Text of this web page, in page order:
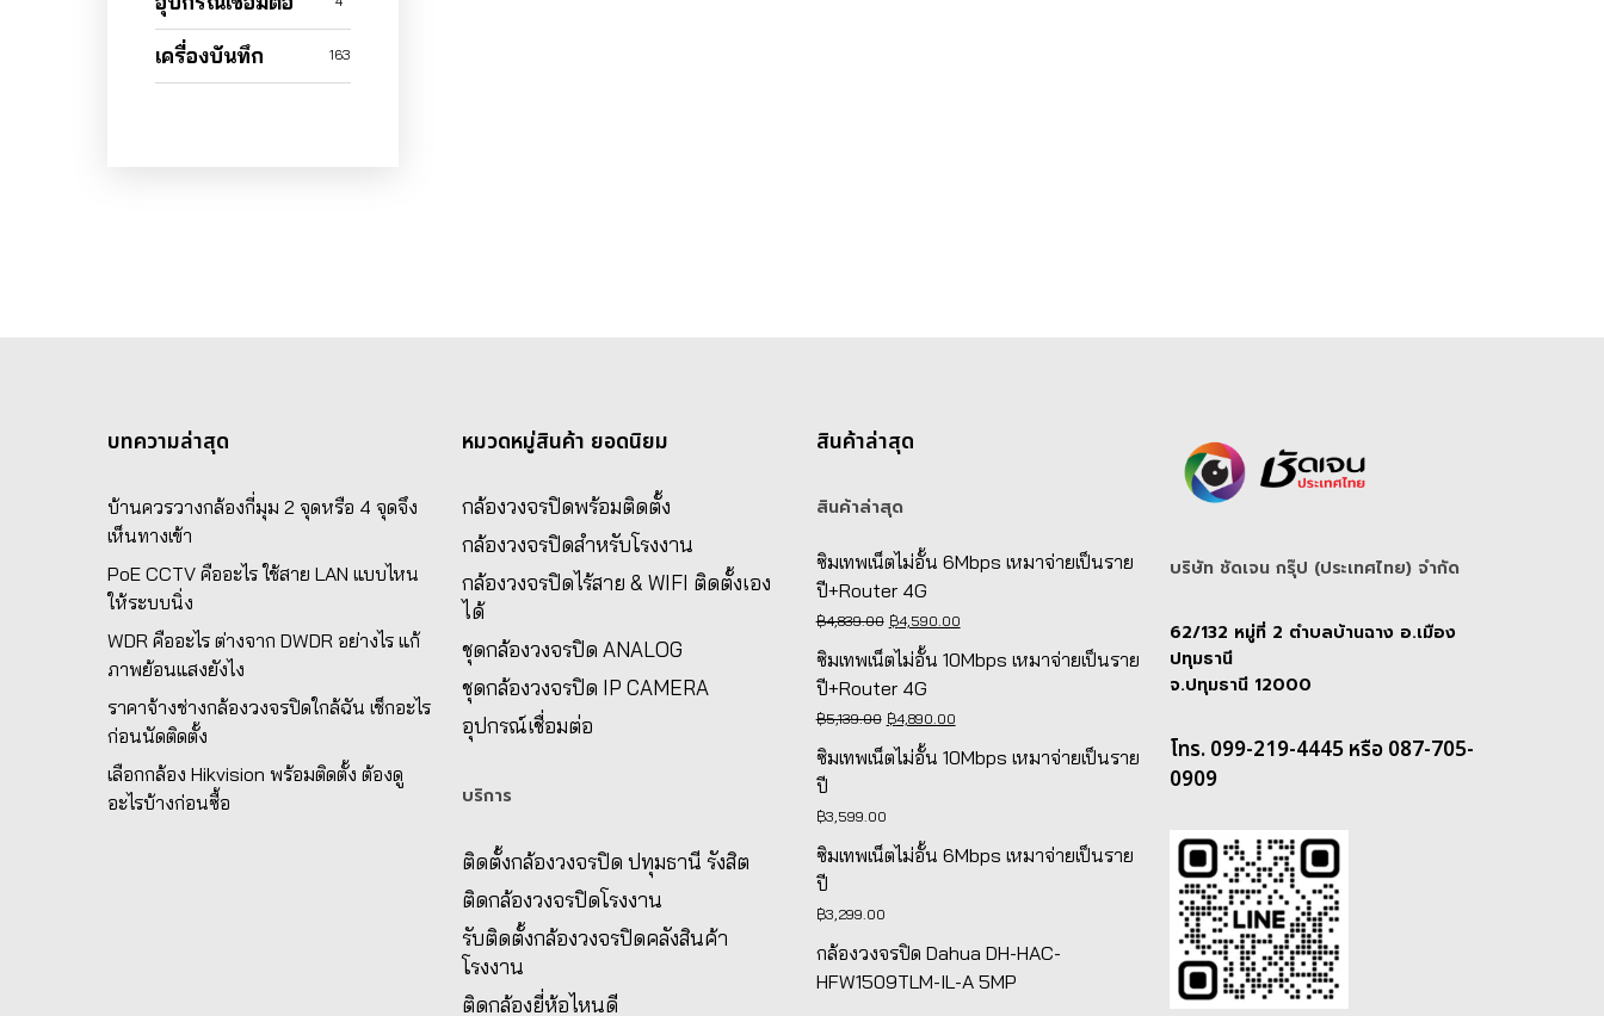
เครื่องบันทึก 163
บทความล่าสุด
บ้านควรวางกล้องกี่มุม 2 จุดหรือ 4 จุดจึง
เห็นทางเข้า
PoE CCTV คืออะไร ใช้สาย LAN แบบไหน
ให้ระบบนิ่ง
WDR คืออะไร ต่างจาก DWDR อย่างไร แก้
ภาพย้อนแสงยังไง
ราคาจ้างช่างกล้องวงจรปิดใกล้ฉัน เช็กอะไร
ก่อนนัดติดตั้ง
เลือกกล้อง Hikvision พร้อมติดตั้ง ต้องดู
อะไรบ้างก่อนซื้อ
หมวดหมู่สินค้า ยอดนิยม
กล้องวงจรปิดพร้อมติดตั้ง
กล้องวงจรปิดสำหรับโรงงาน
กล้องวงจรปิดไร้สาย & WIFI ติดตั้งเอง
ได้
ชุดกล้องวงจรปิด ANALOG
ชุดกล้องวงจรปิด IP CAMERA
อุปกรณ์เชื่อมต่อ
บริการ
ติดตั้งกล้องวงจรปิด ปทุมธานี รังสิต
ติดกล้องวงจรปิดโรงงาน
รับติดตั้งกล้องวงจรปิดคลังสินค้า
โรงงาน
ติดกล้องยี่ห้อไหนดี
สินค้าล่าสุด
สินค้าล่าสุด
ซิมเทพเน็ตไม่อั้น 6Mbps เหมาจ่ายเป็นราย
ปี+Router 4G
฿4,839.00 Original
price
฿4,590.00Current
ซิมเทพเน็ตไม่อั้น 10Mbps เหมาจ่ายเป็นราย
ปี+Router 4G
฿5,139.00 Original
price
฿4,890.00Current
ซิมเทพเน็ตไม่อั้น 10Mbps เหมาจ่ายเป็นราย
ปี
฿3,599.00
ซิมเทพเน็ตไม่อั้น 6Mbps เหมาจ่ายเป็นราย
ปี
฿3,299.00
กล้องวงจรปิด Dahua DH-HAC-
HFW1509TLM-IL-A 5MP
บริษัท ชัดเจน กรุ๊ป (ประเทศไทย) จํากัด
62/132 หมู่ที่ 2 ตำบลบ้านฉาง อ.เมือง
ปทุมธานี
จ.ปทุมธานี 12000
โทร. 099-219-4445 หรือ 087-705-
0909